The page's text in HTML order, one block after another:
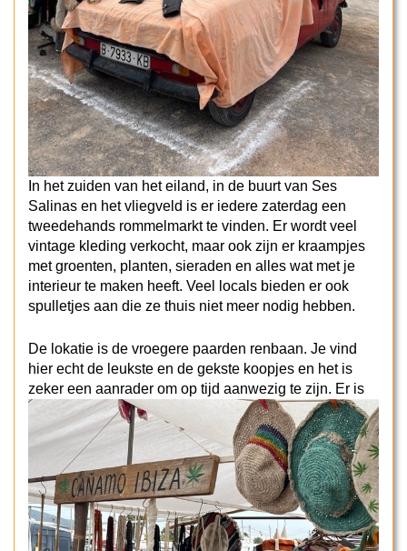
In het zuiden van het eiland, in de buurt van Ses
Salinas en het vliegveld is er iedere zaterdag een
tweedehands rommelmarkt te vinden. Er wordt veel
vintage kleding verkocht, maar ook zijn er kraampjes
met groenten, planten, sieraden en alles wat met je
interieur te maken heeft. Veel locals bieden er ook
spulletjes aan die ze thuis niet meer nodig hebben.
De lokatie is de vroegere paarden renbaan. Je vind
hier echt de leukste en de gekste koopjes en het is
zeker een aanrader om op tijd aanwezig te zijn. Er is